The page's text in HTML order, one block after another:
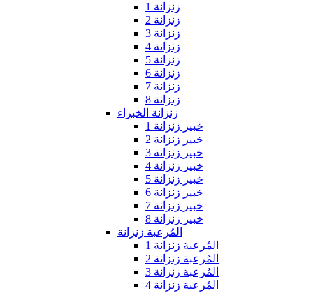
زنزانة 1
زنزانة 2
زنزانة 3
زنزانة 4
زنزانة 5
زنزانة 6
زنزانة 7
زنزانة 8
زنزانة الخبراء
خبير زنزانة 1
خبير زنزانة 2
خبير زنزانة 3
خبير زنزانة 4
خبير زنزانة 5
خبير زنزانة 6
خبير زنزانة 7
خبير زنزانة 8
المُرعبة زنزانة
المُرعبة زنزانة 1
المُرعبة زنزانة 2
المُرعبة زنزانة 3
المُرعبة زنزانة 4